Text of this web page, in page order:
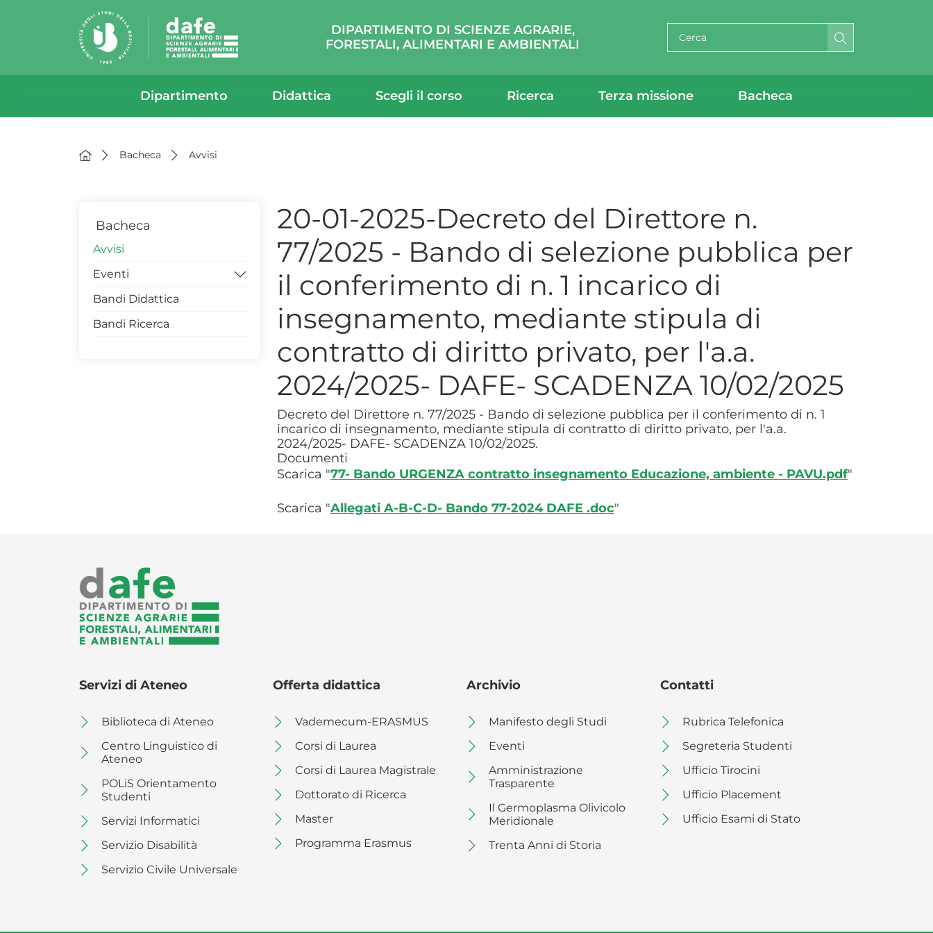
DIPARTIMENTO DI SCIENZE AGRARIE,
FORESTALI, ALIMENTARI E AMBIENTALI
Dipartimento Didattica Scegli il corso Ricerca Terza missione Bacheca
Bacheca Avvisi
20-01-2025-Decreto del Direttore n.
77/2025 - Bando di selezione pubblica per
il conferimento di n. 1 incarico di
insegnamento, mediante stipula di
contratto di diritto privato, per l'a.a.
2024/2025- DAFE- SCADENZA 10/02/2025
Decreto del Direttore n. 77/2025 - Bando di selezione pubblica per il conferimento di n. 1
incarico di insegnamento, mediante stipula di contratto di diritto privato, per l'a.a.
2024/2025- DAFE- SCADENZA 10/02/2025.
Documenti
Scarica "77- Bando URGENZA contratto insegnamento Educazione, ambiente - PAVU.pdf"
Scarica "Allegati A-B-C-D- Bando 77-2024 DAFE .doc"
Bacheca
Avvisi
Eventi
Workshop
Convegni
Bandi Didattica
Bandi Ricerca
Servizi di Ateneo
Biblioteca di Ateneo
Centro Linguistico di
Ateneo
POLiS Orientamento
Studenti
Servizi Informatici
Servizio Disabilità
Servizio Civile Universale
Offerta didattica
Vademecum-ERASMUS
Corsi di Laurea
Corsi di Laurea Magistrale
Dottorato di Ricerca
Master
Programma Erasmus
Archivio
Manifesto degli Studi
Eventi
Amministrazione
Trasparente
Il Germoplasma Olivicolo
Meridionale
Trenta Anni di Storia
Contatti
Rubrica Telefonica
Segreteria Studenti
Ufficio Tirocini
Ufficio Placement
Ufficio Esami di Stato